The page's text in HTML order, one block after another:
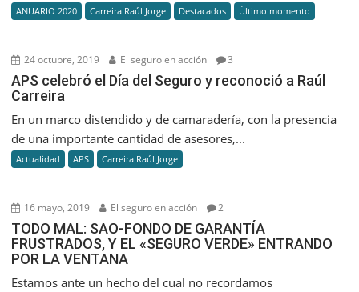
ANUARIO 2020 Carreira Raúl Jorge Destacados Último momento
24 octubre, 2019 El seguro en acción 3
APS celebró el Día del Seguro y reconoció a Raúl
Carreira
En un marco distendido y de camaradería, con la presencia
de una importante cantidad de asesores,...
Actualidad APS Carreira Raúl Jorge
16 mayo, 2019 El seguro en acción 2
TODO MAL: SAO-FONDO DE GARANTÍA
FRUSTRADOS, Y EL «SEGURO VERDE» ENTRANDO
POR LA VENTANA
Estamos ante un hecho del cual no recordamos